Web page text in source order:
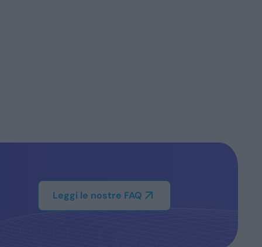
Leggi le nostre FAQ